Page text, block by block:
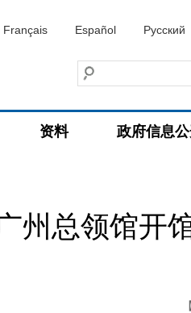
Français Español Русский
资料 政府信息
州总领馆开
【